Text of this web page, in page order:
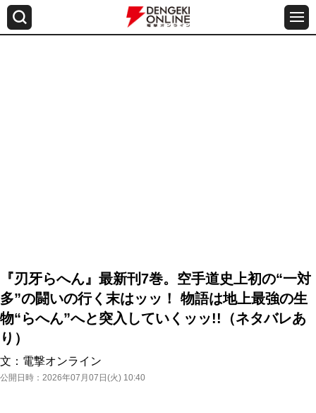
『刃牙らへん』最新刊7巻。空手道史上初の“一対
多”の闘いの行く末はッッ！ 物語は地上最強の生
物“らへん”へと突入していくッッ!!（ネタバレあ
り）
文： 電撃オンライン
公開日時： 2026年07月07日(火) 10:40